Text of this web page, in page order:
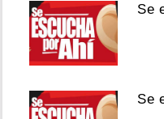
Se
Se